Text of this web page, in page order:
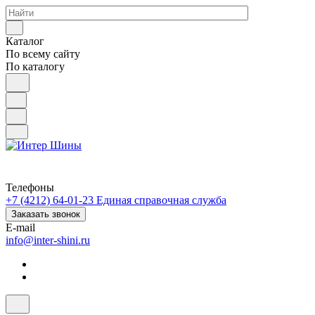
Каталог
По всему сайту
По каталогу
Телефоны
+7 (4212) 64-01-23 Единая справочная служба
Заказать звонок
E-mail
info@inter-shini.ru